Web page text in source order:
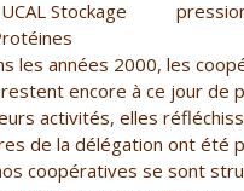
Stockage
les années 2000, les
encore à ce jour de
activités, elles
de la délégation ont été
coopératives se sont